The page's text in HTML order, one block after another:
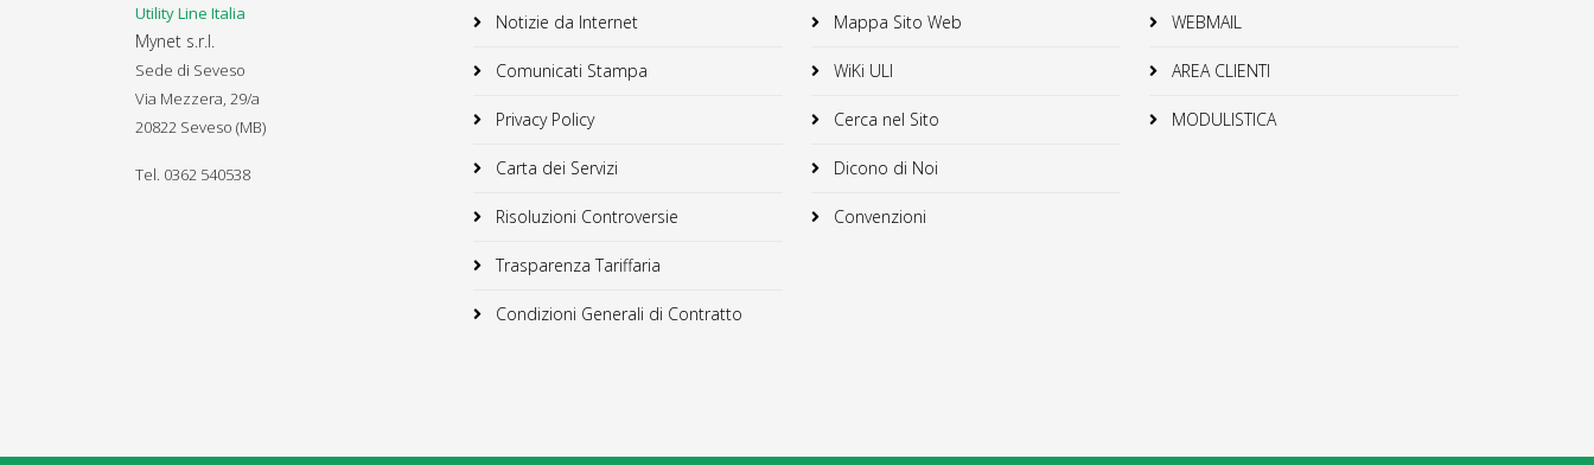
Utility Line Italia
Mynet s.r.l.
Sede di Seveso
Via Mezzera, 29/a
20822 Seveso (MB)
Tel. 0362 540538
Notizie da Internet
Comunicati Stampa
Privacy Policy
Carta dei Servizi
Risoluzioni Controversie
Trasparenza Tariffaria
Condizioni Generali di Contratto
Mappa Sito Web
WiKi ULI
Cerca nel Sito
Dicono di Noi
Convenzioni
WEBMAIL
AREA CLIENTI
MODULISTICA